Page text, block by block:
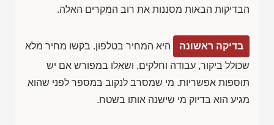
הבדיקות הבאות מסננות את רוב המקרים האלה.
בדיקה ראשונה
היא המחיר בטלפון. בקשו מחיר מלא
שכולל ביקור, עבודה וחלקים, ושאלו במפורש אם יש
תוספות אפשריות. מי שמסרב לנקוב במספר לפני שהוא
מגיע הוא בדיוק מי שישנה אותו בשטח.